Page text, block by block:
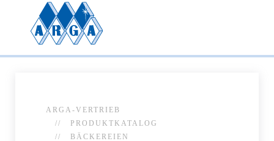
ARGA-VERTRIEB
PRODUKTKATALOG
BÄCKEREIEN